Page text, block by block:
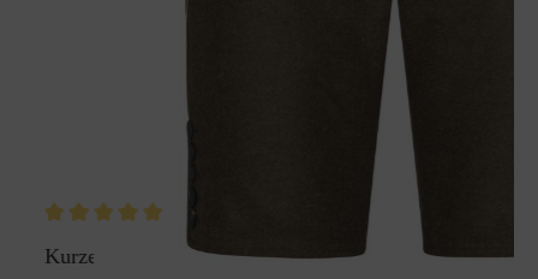
Kurze Lodenhose Die Lodane